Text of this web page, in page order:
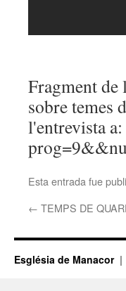
Fragment
sobre temes
l'entrevista
Esta entrada fue
← TEMPS DE
Església de Manacor